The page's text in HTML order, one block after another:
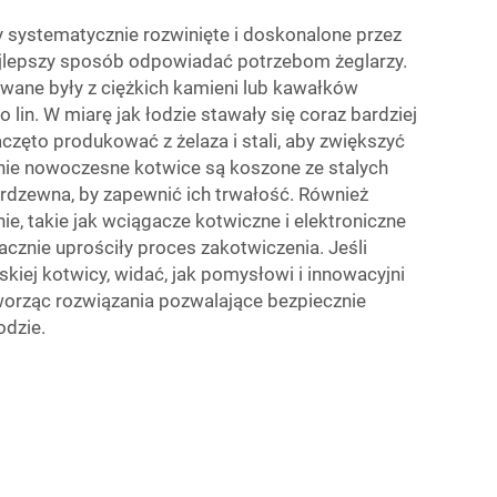
systematycznie rozwinięte i doskonalone przez
sposób odpowiadać potrzebom żeglarzy.
były z ciężkich kamieni lub kawałków
lin. W miarę jak łodzie stawały się coraz bardziej
produkować z żelaza i stali, aby zwiększyć
nowoczesne kotwice są koszone ze stalych
by zapewnić ich trwałość. Również
takie jak wciągacze kotwiczne i elektroniczne
uprościły proces zakotwiczenia. Jeśli
kotwicy, widać, jak pomysłowi i innowacyjni
rozwiązania pozwalające bezpiecznie